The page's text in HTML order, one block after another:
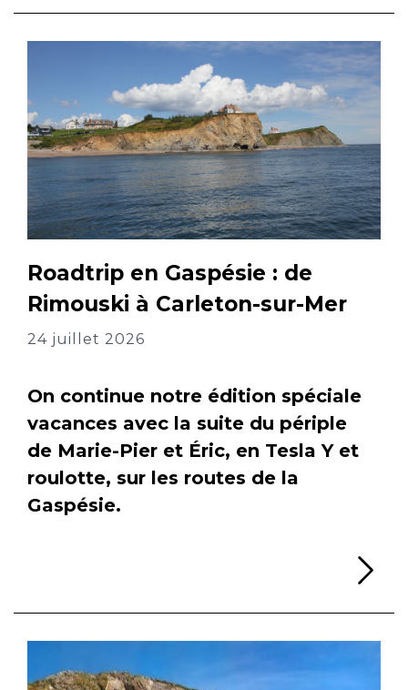
Roadtrip en Gaspésie : de
Rimouski à Carleton-sur-Mer
24 juillet 2026
On continue notre édition spéciale
vacances avec la suite du périple
de Marie-Pier et Éric, en Tesla Y et
roulotte, sur les routes de la
Gaspésie.